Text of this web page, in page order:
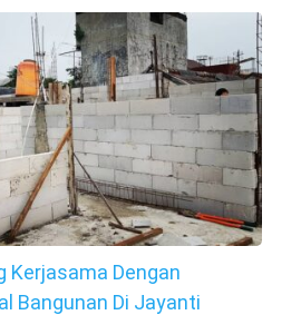
Kerjasama Dengan
Bangunan Di Jayanti